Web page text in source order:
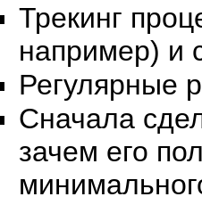
Трекинг
например) и
Регулярные
Сначала
зачем его